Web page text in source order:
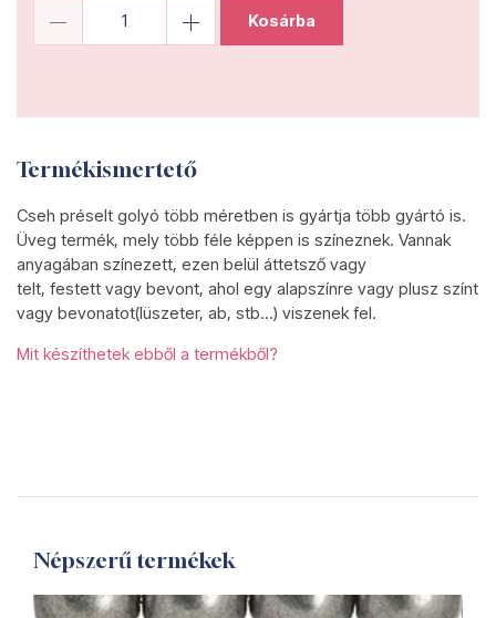
Kosárba
Termékismertető
Cseh préselt golyó több méretben is gyártja több gyártó is.
Üveg termék, mely több féle képpen is színeznek. Vannak
anyagában színezett, ezen belül áttetsző vagy
telt, festett vagy bevont, ahol egy alapszínre vagy plusz színt
vagy bevonatot(lüszeter, ab, stb...) viszenek fel.
Mit készíthetek ebből a termékből?
Népszerű termékek